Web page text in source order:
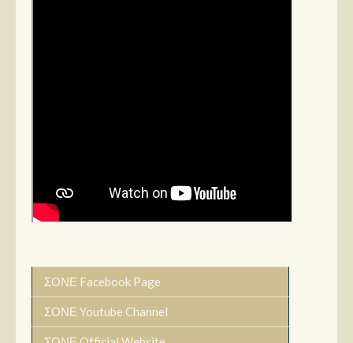
ΣΟΝΕ Facebook Page
ΣΟΝΕ Youtube Channel